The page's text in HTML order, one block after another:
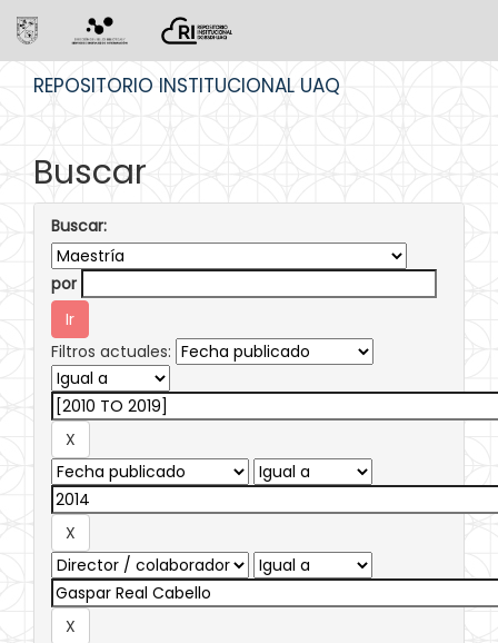
REPOSITORIO INSTITUCIONAL UAQ
Buscar
Buscar:
por
Filtros actuales: